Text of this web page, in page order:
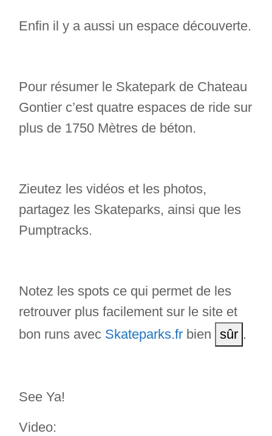
Enfin il y a aussi un espace découverte.
Pour résumer le Skatepark de Chateau
Gontier c’est quatre espaces de ride sur
plus de 1750 Mètres de béton.
Zieutez les vidéos et les photos,
partagez les Skateparks, ainsi que les
Pumptracks.
Notez les spots ce qui permet de les
retrouver plus facilement sur le site et
bon runs avec Skateparks.fr bien sûr .
See Ya!
Video: